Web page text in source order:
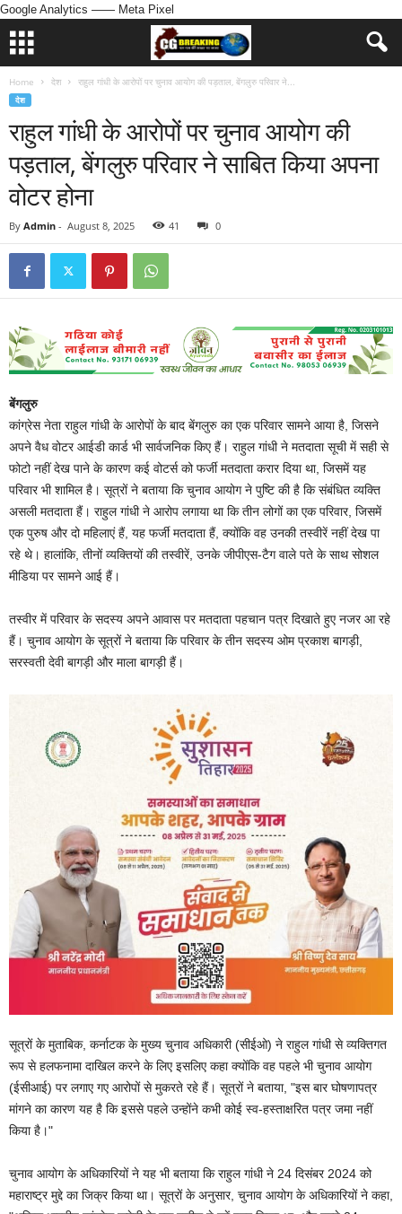
Google Analytics —— Meta Pixel
Home देश राहुल गांधी के आरोपों पर चुनाव आयोग की पड़ताल, बेंगलुरु परिवार ने...
देश
राहुल गांधी के आरोपों पर चुनाव आयोग की
पड़ताल, बेंगलुरु परिवार ने साबित किया अपना
वोटर होना
By Admin - August 8, 2025 41 0
बेंगलुरु
कांग्रेस नेता राहुल गांधी के आरोपों के बाद बेंगलुरु का एक परिवार सामने आया है, जिसने
अपने वैध वोटर आईडी कार्ड भी सार्वजनिक किए हैं। राहुल गांधी ने मतदाता सूची में सही से
फोटो नहीं देख पाने के कारण कई वोटर्स को फर्जी मतदाता करार दिया था, जिसमें यह
परिवार भी शामिल है। सूत्रों ने बताया कि चुनाव आयोग ने पुष्टि की है कि संबंधित व्यक्ति
असली मतदाता हैं। राहुल गांधी ने आरोप लगाया था कि तीन लोगों का एक परिवार, जिसमें
एक पुरुष और दो महिलाएं हैं, यह फर्जी मतदाता हैं, क्योंकि वह उनकी तस्वीरें नहीं देख पा
रहे थे। हालांकि, तीनों व्यक्तियों की तस्वीरें, उनके जीपीएस-टैग वाले पते के साथ सोशल
मीडिया पर सामने आई हैं।
तस्वीर में परिवार के सदस्य अपने आवास पर मतदाता पहचान पत्र दिखाते हुए नजर आ रहे
हैं। चुनाव आयोग के सूत्रों ने बताया कि परिवार के तीन सदस्य ओम प्रकाश बागड़ी,
सरस्वती देवी बागड़ी और माला बागड़ी हैं।
सूत्रों के मुताबिक, कर्नाटक के मुख्य चुनाव अधिकारी (सीईओ) ने राहुल गांधी से व्यक्तिगत
रूप से हलफनामा दाखिल करने के लिए इसलिए कहा क्योंकि वह पहले भी चुनाव आयोग
(ईसीआई) पर लगाए गए आरोपों से मुकरते रहे हैं। सूत्रों ने बताया, "इस बार घोषणापत्र
मांगने का कारण यह है कि इससे पहले उन्होंने कभी कोई स्व-हस्ताक्षरित पत्र जमा नहीं
किया है।"
चुनाव आयोग के अधिकारियों ने यह भी बताया कि राहुल गांधी ने 24 दिसंबर 2024 को
महाराष्ट्र मुद्दे का जिक्र किया था। सूत्रों के अनुसार, चुनाव आयोग के अधिकारियों ने कहा,